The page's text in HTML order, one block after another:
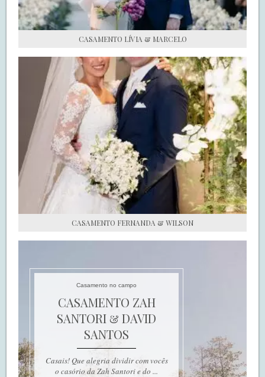
CASAMENTO LÍVIA & MARCELO
CASAMENTO FERNANDA & WILSON
Casamento no campo
CASAMENTO ZAH
SANTORI & DAVID
SANTOS
Casais! Que alegria dividir com vocês
o casório da Zah Santori e do ...